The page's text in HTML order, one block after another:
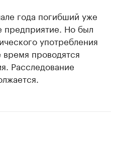
года погибший уже
предприятие. Но был
употребления
проводятся
Расследование